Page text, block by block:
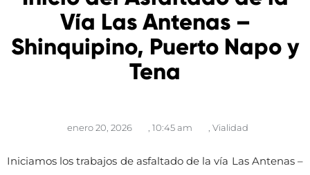
Vía Las Antenas –
Shinquipino, Puerto Napo y
Tena
enero 20, 2026 , 10:45 am , Vialidad
Iniciamos los trabajos de asfaltado de la vía Las Antenas –